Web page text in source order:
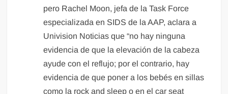
pero Rachel Moon, jefa de la Task Force
especializada en SIDS de la AAP, aclara a
Univision Noticias que “no hay ninguna
evidencia de que la elevación de la cabeza
ayude con el reflujo; por el contrario, hay
evidencia de que poner a los bebés en sillas
como la rock and sleep o en el car seat